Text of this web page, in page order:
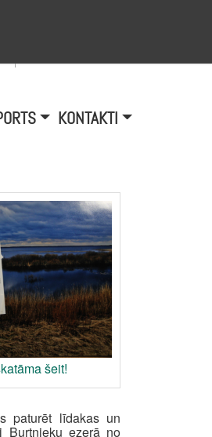
KONTAKTI
šeit!
paturēt līdakas un
Burtnieku ezerā no